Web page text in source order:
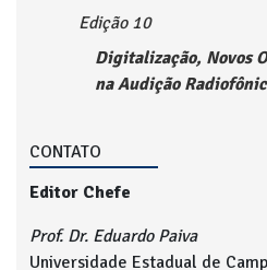
Edição 10
Digitalização, Novos
na Audição
CONTATO
Editor Chefe
Prof. Dr. Eduardo Paiva
Universidade Estadual de